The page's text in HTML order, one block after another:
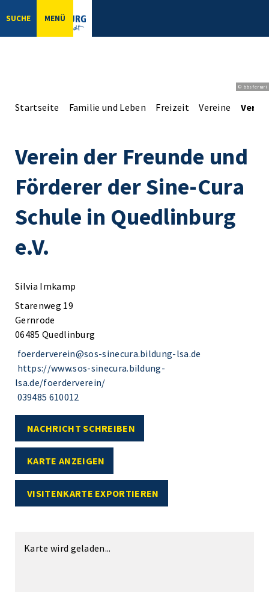
SUCHE MENÜ
© bbsferrari
Startseite Familie und Leben Freizeit Vereine
Verein der Freunde und
Förderer der Sine-Cura
Schule in Quedlinburg
e.V.
Silvia Imkamp
Starenweg 19
Gernrode
06485 Quedlinburg
foerderverein@sos-sinecura.bildung-lsa.de
https://www.sos-sinecura.bildung-
lsa.de/foerderverein/
039485 610012
NACHRICHT SCHREIBEN
KARTE ANZEIGEN
VISITENKARTE EXPORTIEREN
Karte wird geladen...